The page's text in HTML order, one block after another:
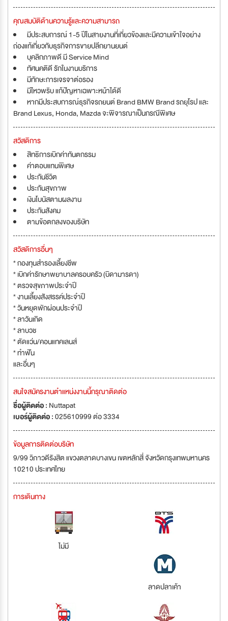
คุณสมบัติด้านความรู้และความสามารถ
มีประสบการณ์ 1-5 ปีในสายงานที่เกี่ยวข้องและมีความเข้าใจอย่าง
ถ่องแท้เกี่ยวกับธุรกิจการขายปลีกยานยนต์
บุคลิกภาพดี มี Service Mind
ทัศนคติดี รักในงานบริการ
มีทักษะการเจรจาต่อรอง
มีไหวพริบ แก้ปัญหาเฉพาะหน้าได้ดี
หากมีประสบการณ์ธุรกิจรถยนต์ Brand BMW Brand รถยุโรป และ
Brand Lexus, Honda, Mazda จะพิจารณาเป็นกรณีพิเศษ
สวัสดิการ
สิทธิการเบิกค่าทันตกรรม
ค่าตอบแทนพิเศษ
ประกันชีวิต
ประกันสุขภาพ
เงินโบนัสตามผลงาน
ประกันสังคม
ตามข้อตกลงของบริษัท
สวัสดิการอื่นๆ
* กองทุนสำรองเลี้ยงชีพ
* เบิกค่ารักษาพยาบาลครอบครัว (บิดามารดา)
* ตรวจสุขภาพประจำปี
* งานเลี้ยงสังสรรค์ประจำปี
* วันหยุดพักผ่อนประจำปี
* ลาวันเกิด
* ลาบวช
* ตัดแว่น/คอนแทคเลนส์
* ทำฟัน
และอื่นๆ
สนใจสมัครงานตำแหน่งงานนี้กรุณาติดต่อ
ชื่อผู้ติดต่อ : Nuttapat
เบอร์ผู้ติดต่อ :025610999 ต่อ 3334
ข้อมูลการติดต่อบริษัท
9/99 วิภาวดีรังสิต แขวงตลาดบางเขน เขตหลักสี่ จังหวัดกรุงเทพมหานคร
10210 ประเทศไทย
การเดินทาง
ไม่มี
ลาดปลาเค้า